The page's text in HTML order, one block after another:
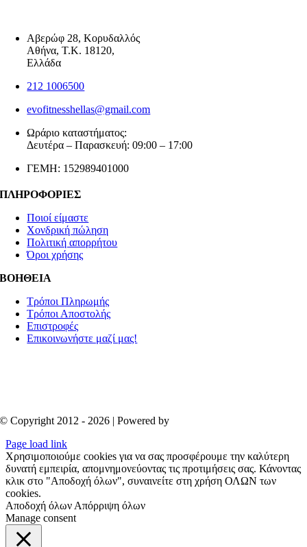
Αβερώφ 28, Κορυδαλλός
Αθήνα, Τ.Κ. 18120,
Ελλάδα
212 1006500
evofitnesshellas@gmail.com
Ωράριο καταστήματος:
Δευτέρα – Παρασκευή: 09:00 – 17:00
ΓΕΜΗ: 152989401000
ΠΛΗΡΟΦΟΡΙΕΣ
Ποιοί είμαστε
Χονδρική πώληση
Πολιτική απορρήτου
Όροι χρήσης
ΒΟΗΘΕΙΑ
Τρόποι Πληρωμής
Τρόποι Αποστολής
Επιστροφές
Επικοινωνήστε μαζί μας!
© Copyright 2012 - 2026 | Powered by
Page load link
Χρησιμοποιούμε cookies για να σας προσφέρουμε την καλύτερη
δυνατή εμπειρία, απομνημονεύοντας τις προτιμήσεις σας. Κάνοντας
κλικ στο "Αποδοχή όλων", συναινείτε στη χρήση ΟΛΩΝ των
cookies.
Αποδοχή όλων Απόρριψη όλων
Manage consent